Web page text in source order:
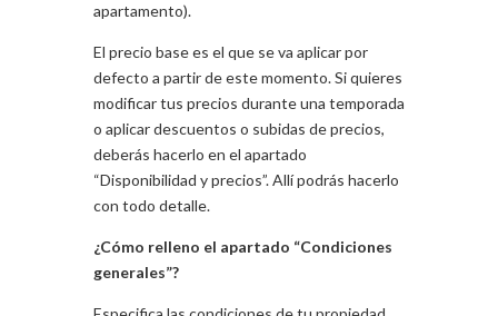
apartamento).
El precio base es el que se va aplicar por
defecto a partir de este momento. Si quieres
modificar tus precios durante una temporada
o aplicar descuentos o subidas de precios,
deberás hacerlo en el apartado
“Disponibilidad y precios”. Allí podrás hacerlo
con todo detalle.
¿Cómo relleno el apartado “Condiciones
generales”?